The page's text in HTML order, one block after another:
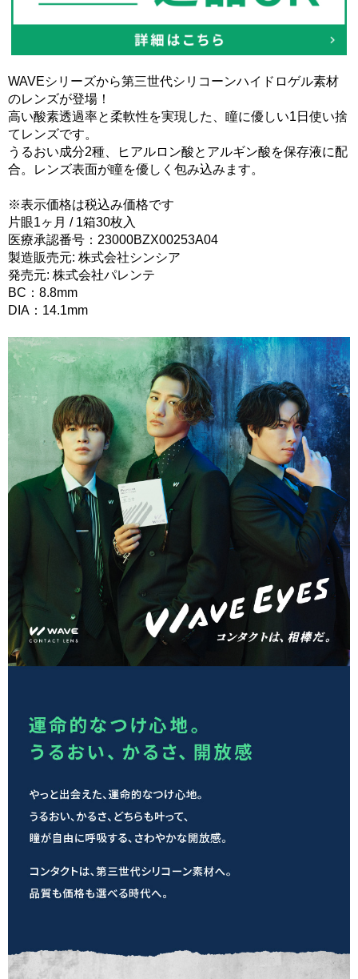
WAVEシリーズから第三世代シリコーンハイドロゲル素材
のレンズが登場！
高い酸素透過率と柔軟性を実現した、瞳に優しい1日使い捨
てレンズです。
うるおい成分2種、ヒアルロン酸とアルギン酸を保存液に配
合。レンズ表面が瞳を優しく包み込みます。
※表示価格は税込み価格です
片眼1ヶ月 / 1箱30枚入
医療承認番号：23000BZX00253A04
製造販売元: 株式会社シンシア
発売元: 株式会社パレンテ
BC：8.8mm
DIA：14.1mm